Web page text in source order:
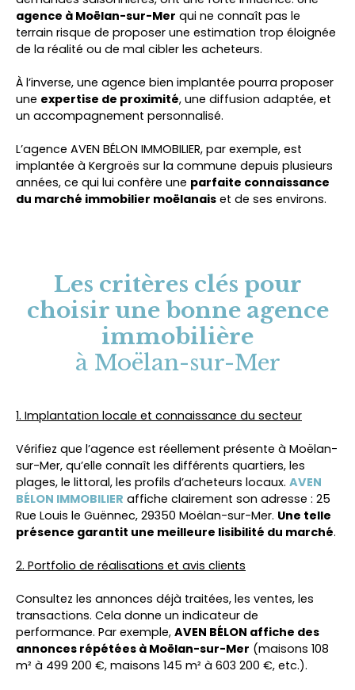
agence à Moëlan-sur-Mer qui ne connaît pas le
terrain risque de proposer une estimation trop éloignée
de la réalité ou de mal cibler les acheteurs.
À l’inverse, une agence bien implantée pourra proposer
une expertise de proximité, une diffusion adaptée, et
un accompagnement personnalisé.
L’agence AVEN BÉLON IMMOBILIER, par exemple, est
implantée à Kergroës sur la commune depuis plusieurs
années, ce qui lui confère une parfaite connaissance
du marché immobilier moëlanais et de ses environs.
Les critères clés pour
choisir une bonne agence
immobilière
à Moëlan-sur-Mer
1. Implantation locale et connaissance du secteur
Vérifiez que l’agence est réellement présente à Moëlan-
sur-Mer, qu’elle connaît les différents quartiers, les
plages, le littoral, les profils d’acheteurs locaux. AVEN
BÉLON IMMOBILIER affiche clairement son adresse : 25
Rue Louis le Guënnec, 29350 Moëlan-sur-Mer. Une telle
présence garantit une meilleure lisibilité du marché.
2. Portfolio de réalisations et avis clients
Consultez les annonces déjà traitées, les ventes, les
transactions. Cela donne un indicateur de
performance. Par exemple, AVEN BÉLON affiche des
annonces répétées à Moëlan-sur-Mer (maisons 108
m² à 499 200 €, maisons 145 m² à 603 200 €, etc.).